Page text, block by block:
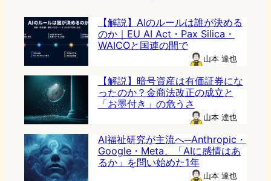
【解説】AIのルールは誰が決める
のか｜EU AI Act・Pax Silica・
WAICOと国連の間で
山本 達也
【解説】暗号資産は有価証券にな
ったのか？金商法改正の成立と
「お墨付き」の危うさ
山本 達也
AI福祉研究が主流へ─Anthropic・
Google・Meta、「AIに感情はあ
るか」を問い始めた1年
山本 達也